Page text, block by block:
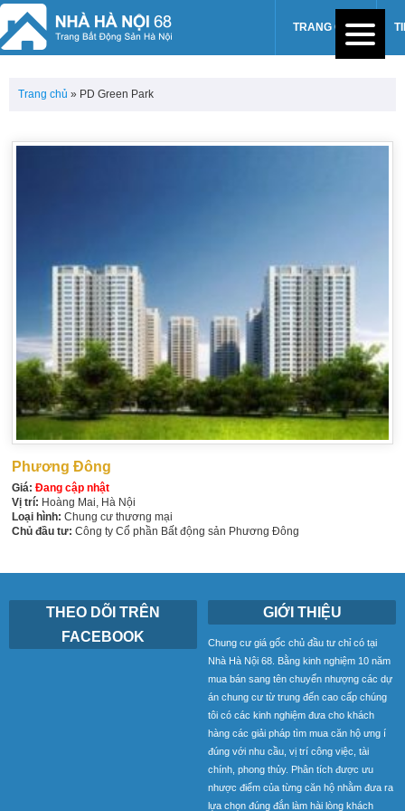
TRANG CHỦ
Trang chủ » PD Green Park
Phương Đông
Giá: Đang cập nhật
Vị trí: Hoàng Mai, Hà Nội
Loại hình: Chung cư thương mại
Chủ đầu tư: Công ty Cổ phần Bất động sản Phương Đông
THEO DÕI TRÊN
FACEBOOK
GIỚI THIỆU
Chung cư giá gốc chủ đầu tư chỉ có tại
Nhà Hà Nội 68. Bằng kinh nghiệm 10 năm
mua bán sang tên chuyển nhượng các dự
án chung cư từ trung đến cao cấp chúng
tôi có các kinh nghiệm đưa cho khách
hàng các giải pháp tìm mua căn hộ ưng í
đúng với nhu cầu, vị trí công việc, tài
chính, phong thủy. Phân tích được ưu
nhược điểm của từng căn hộ nhằm đưa ra
lựa chọn đúng đắn làm hài lòng khách